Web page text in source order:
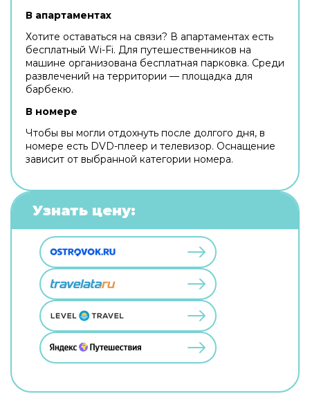
В апартаментах
Хотите оставаться на связи? В апартаментах есть
бесплатный Wi-Fi. Для путешественников на
машине организована бесплатная парковка. Среди
развлечений на территории — площадка для
барбекю.
В номере
Чтобы вы могли отдохнуть после долгого дня, в
номере есть DVD-плеер и телевизор. Оснащение
зависит от выбранной категории номера.
Узнать цену: